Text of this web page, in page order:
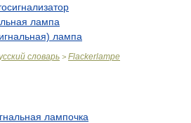
лампа
лампа
словарь > Flackerlampe
лампочка